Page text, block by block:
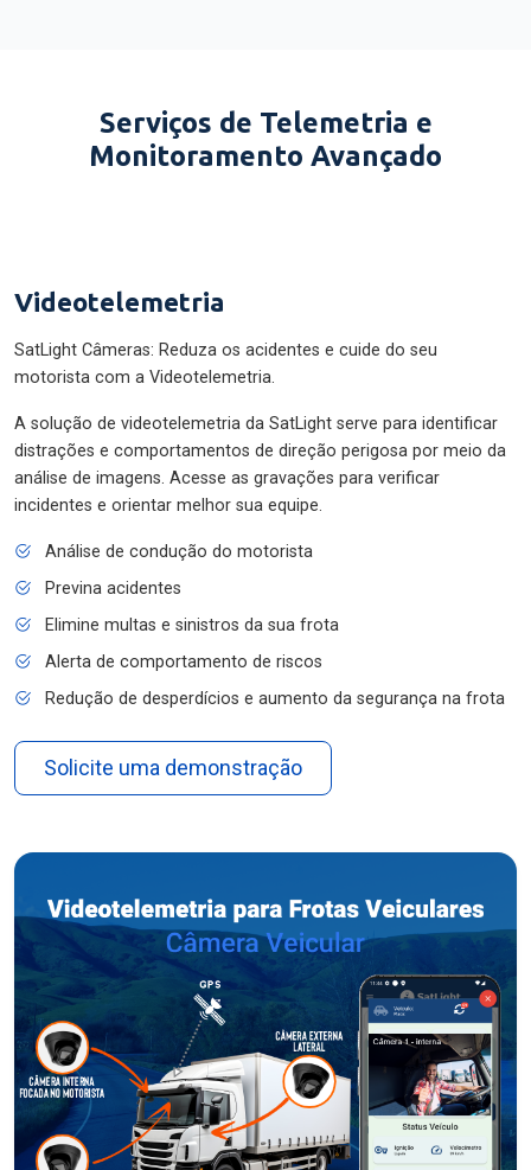
Serviços de Telemetria e
Monitoramento Avançado
Videotelemetria
SatLight Câmeras: Reduza os acidentes e cuide do seu
motorista com a Videotelemetria.
A solução de videotelemetria da SatLight serve para identificar
distrações e comportamentos de direção perigosa por meio da
análise de imagens. Acesse as gravações para verificar
incidentes e orientar melhor sua equipe.
Análise de condução do motorista
Previna acidentes
Elimine multas e sinistros da sua frota
Alerta de comportamento de riscos
Redução de desperdícios e aumento da segurança na frota
Solicite uma demonstração